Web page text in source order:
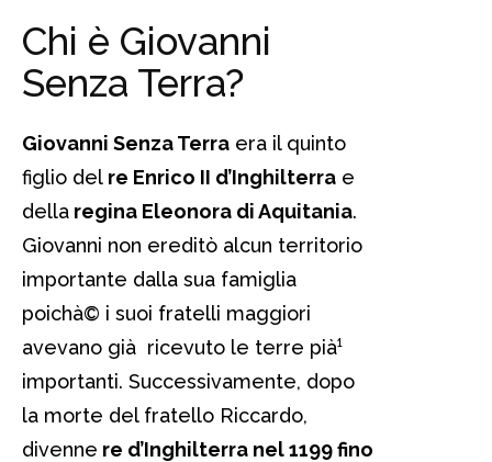
Chi è Giovanni
Senza Terra?
Giovanni Senza Terra era il quinto
figlio del re Enrico II d’Inghilterra e
della regina Eleonora di Aquitania.
Giovanni non ereditò alcun territorio
importante dalla sua famiglia
poichà© i suoi fratelli maggiori
avevano già ricevuto le terre pià¹
importanti. Successivamente, dopo
la morte del fratello Riccardo,
divenne re d’Inghilterra nel 1199 fino